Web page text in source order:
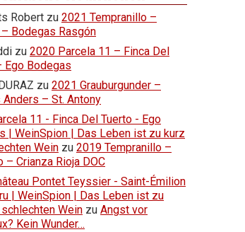
Robert zu 2021 Tempranillo –
– Bodegas Rasgón
zu 2020 Parcela 11 – Finca Del
Ego Bodegas
zu 2021 Grauburgunder –
Anders – St. Antony
11 - Finca Del Tuerto - Ego
| WeinSpion | Das Leben ist zu kurz
Wein zu 2019 Tempranillo –
– Crianza Rioja DOC
Pontet Teyssier - Saint-Émilion
| WeinSpion | Das Leben ist zu
Wein zu Angst vor
Kein Wunder…